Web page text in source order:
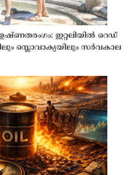
ഇറ്റലിയിൽ റെഡ്
സ്ലൊവാക്യയിലും സർവകാല